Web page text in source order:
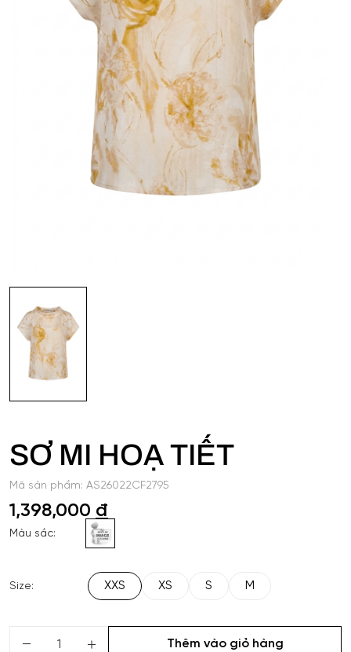
SƠ MI HOẠ TIẾT
Mã sản phẩm: AS26022CF2795
1,398,000 đ
Màu sắc:
Size: XXS XS S M
Thêm vào giỏ hàng